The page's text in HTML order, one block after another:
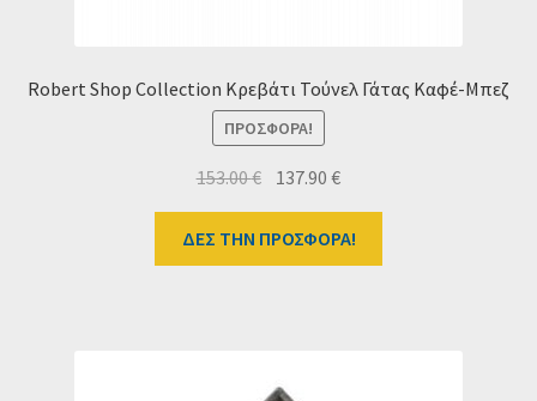
Robert Shop Collection Κρεβάτι Τούνελ Γάτας Καφέ-Μπεζ
ΠΡΟΣΦΟΡΆ!
153.00€ Original
price
was:
153.00 €.
137.90€Η
τρέχουσα
τιμή
είναι:
ΔΕΣ ΤΗΝ ΠΡΟΣΦΟΡΑ!